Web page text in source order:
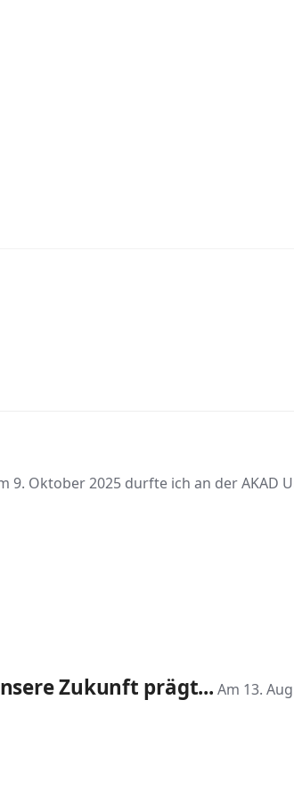
9. Oktober 2025 durfte ich an der AKAD
Zukunft prägt... Am 13.